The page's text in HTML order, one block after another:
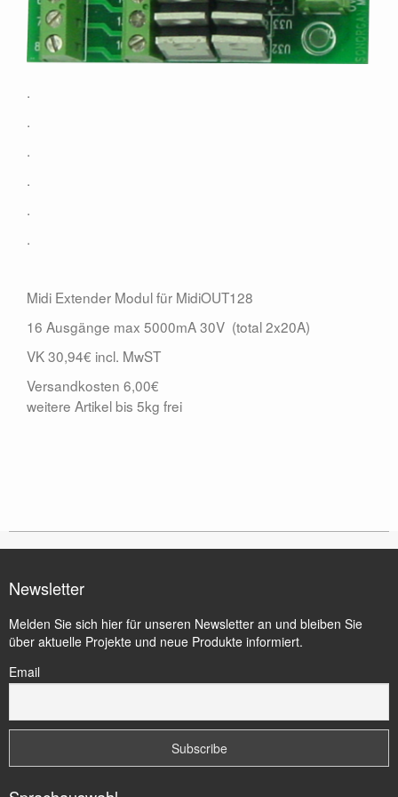
Kontakt
.
.
.
.
.
.
Midi Extender Modul für MidiOUT128
16 Ausgänge max 5000mA 30V (total 2x20A)
VK 30,94€ incl. MwST
Versandkosten 6,00€
weitere Artikel bis 5kg frei
Newsletter
Melden Sie sich hier für unseren Newsletter an und bleiben Sie
über aktuelle Projekte und neue Produkte informiert.
Email